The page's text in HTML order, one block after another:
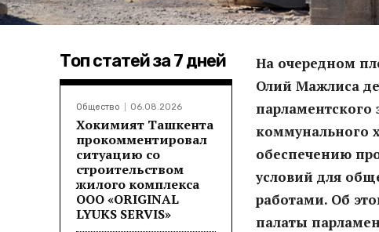
Топ статей за 7 дней
Общество 06.08.2026
Хокимият Ташкента
прокомментировал
ситуацию со
строительством
жилого комплекса
ООО «ORIGINAL
LYUKS SERVIS»
На очередном
Олий Мажлиса
парламентского
коммунального
обеспечению
условий для
работами. Об
палаты